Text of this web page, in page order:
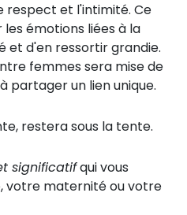
respect et l'intimité. Ce
émotions liées à la
et d'en ressortir grandie.
femmes sera mise de
partager un lien unique.
restera sous la tente.
significatifqui vous
votre maternité ou votre